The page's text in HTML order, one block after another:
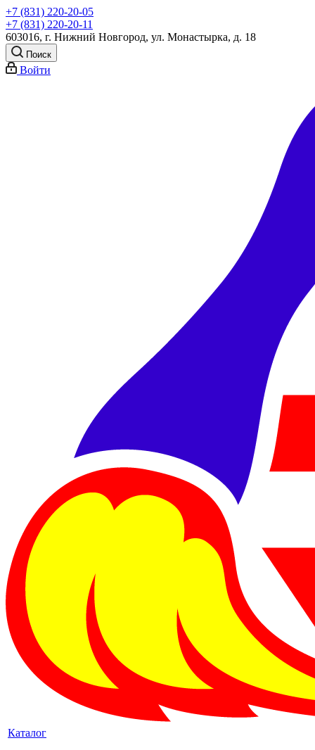
+7 (831) 220-20-05
+7 (831) 220-20-11
603016, г. Нижний Новгород, ул. Монастырка, д. 18
Поиск
Войти
Каталог